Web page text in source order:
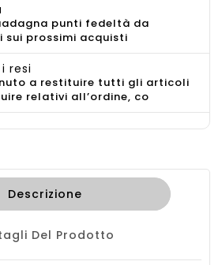
punti fedeltà da
sui prossimi acquisti
resi
a restituire tutti gli articoli
relativi all’ordine, co
Descrizione
Del Prodotto